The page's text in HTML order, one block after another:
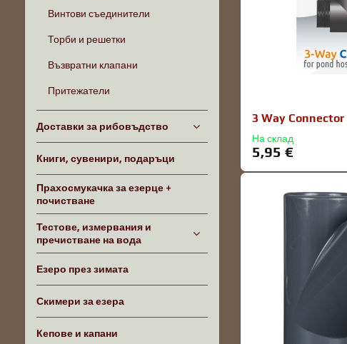
3 Way Connector
На склад
5,95 €
Винтови съединители
Торби и решетки
Възвратни клапани
Притежатели
Доставки за рибовъдство
Книги, сувенири, подаръци
Прахосмукачка за езерце +
почистване
Тестове, измервания и
пречистване на вода
Езеро през зимата
Скимери за езера
Кепове и капани